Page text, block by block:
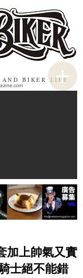
AND BIKER LIFE
加上帥氣又實
士絕不能錯